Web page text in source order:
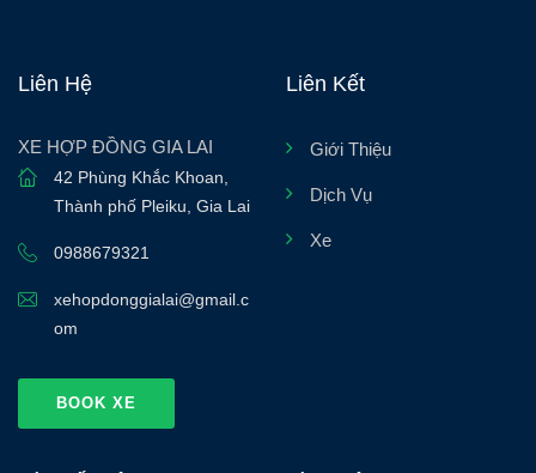
Liên Hệ
XE HỢP ĐỒNG GIA LAI
42 Phùng Khắc Khoan,
Thành phố Pleiku, Gia Lai
0988679321
xehopdonggialai@gmail.c
om
BOOK XE
Liên Kết
Giới Thiệu
Dịch Vụ
Xe